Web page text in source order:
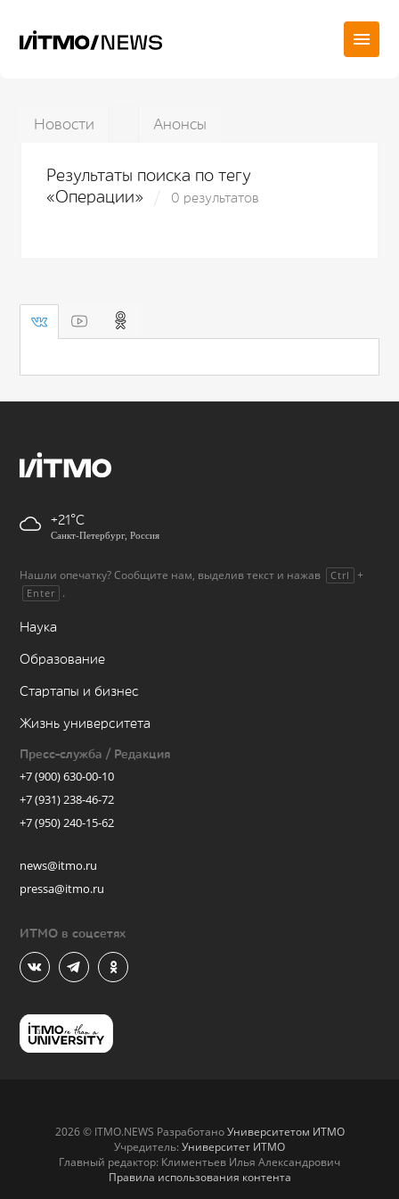
Новости Анонсы
Результаты поиска по тегу
«Операции»
0 результатов
+21
Санкт-Петербург, Россия
Нашли опечатку? Сообщите нам, выделив текст и нажав Ctrl +
Enter .
Наука
Образование
Стартапы и бизнес
Жизнь университета
Пресс-служба / Редакция
+7 (900) 630-00-10
+7 (931) 238-46-72
+7 (950) 240-15-62
news@itmo.ru
pressa@itmo.ru
ИТМО в соцсетях
2026 © ITMO.NEWS РазработаноУниверситетом ИТМО
Учредитель: Университет ИТМО
Главный редактор: Климентьев Илья Александрович
Правила использования контента